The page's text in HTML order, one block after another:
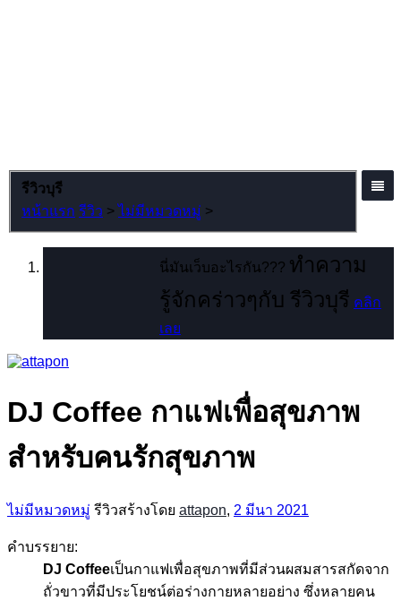
รีวิวบุรี
หน้าแรก รีวิว > ไม่มีหมวดหมู่ >
นี่มันเว็บอะไรกัน??? ทำความ
รู้จักคร่าวๆกับ รีวิวบุรี คลิก
เลย
DJ Coffee กาแฟเพื่อสุขภาพ
สำหรับคนรักสุขภาพ
ไม่มีหมวดหมู่ รีวิวสร้างโดย attapon, 2 มีนา 2021
คำบรรยาย:
DJ Coffeeเป็นกาแฟเพื่อสุขภาพที่มีส่วนผสมสารสกัดจาก
ถั่วขาวที่มีประโยชน์ต่อร่างกายหลายอย่าง ซึ่งหลายคน